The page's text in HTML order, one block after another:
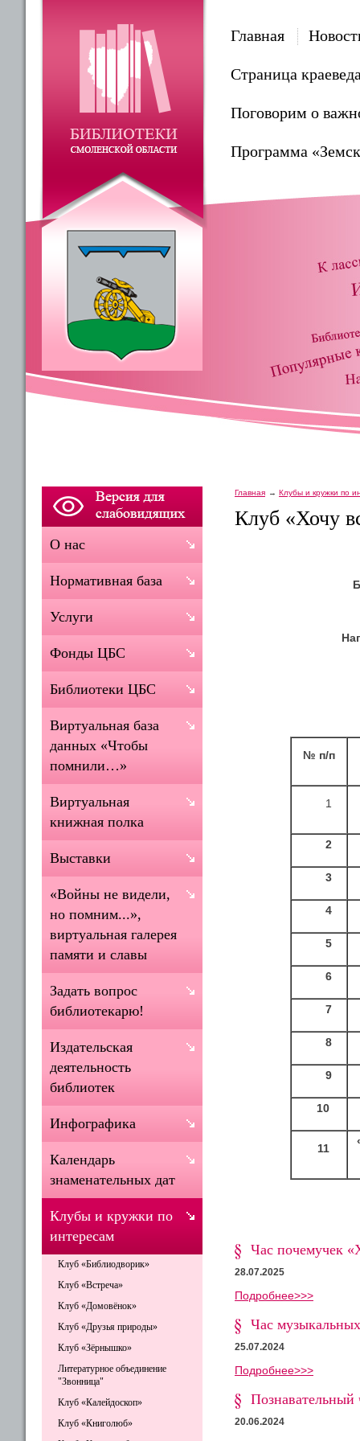
Главная
Страница
Поговорим о
Программа
Главная Клубы и кружки по
Клуб «Хочу
№ п/п
1
2
3
4
5
6
7
8
9
10
11
Час почемучек
28.07.2025
Подробнее>>>
Час
25.07.2024
Подробнее>>>
Познавательный
20.06.2024
О нас
Нормативная база
Услуги
Фонды ЦБС
Библиотеки ЦБС
Виртуальная база
данных «Чтобы
помнили…»
Виртуальная
книжная полка
Выставки
«Войны не видели,
но помним...»,
виртуальная галерея
памяти и славы
Задать вопрос
библиотекарю!
Издательская
деятельность
библиотек
Инфографика
Календарь
знаменательных дат
Клубы и кружки по
интересам
Клуб «Библиодворик»
Клуб «Встреча»
Клуб «Домовёнок»
Клуб «Друзья природы»
Клуб «Зёрнышко»
Литературное объединение
"Звонница"
Клуб «Калейдоскоп»
Клуб «Книголюб»